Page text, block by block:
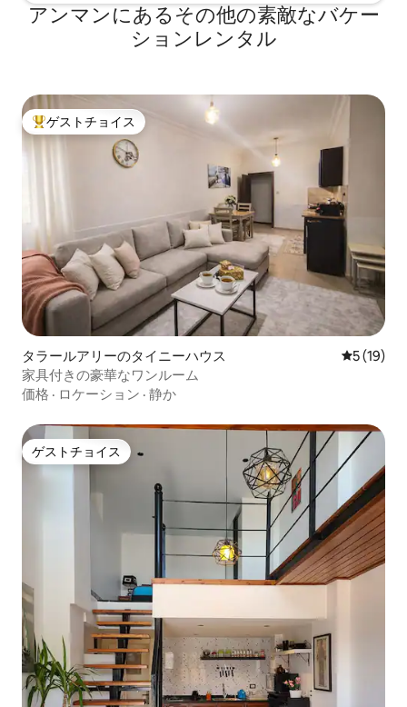
アンマンにあるその他の素敵なバケー
ションレンタル
大好評のゲストチョイスです。
ゲストチョイス
タラールアリーのタイニーハウス レビュー
5 (19)
家具付きの豪華なワンルーム
価格 · ロケーション · 静か
ゲストチョイス
ゲストチョイス